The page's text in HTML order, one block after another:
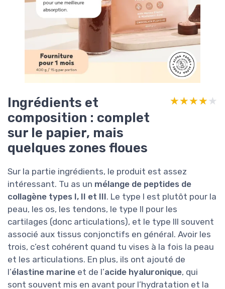
Ingrédients et
composition : complet
sur le papier, mais
quelques zones floues
★★★★★
★★★★★
Sur la partie ingrédients, le produit est assez
intéressant. Tu as un mélange de peptides de
collagène types I, II et III. Le type I est plutôt pour la
peau, les os, les tendons, le type II pour les
cartilages (donc articulations), et le type III souvent
associé aux tissus conjonctifs en général. Avoir les
trois, c’est cohérent quand tu vises à la fois la peau
et les articulations. En plus, ils ont ajouté de
l’élastine marine et de l’acide hyaluronique, qui
sont souvent mis en avant pour l’hydratation et la